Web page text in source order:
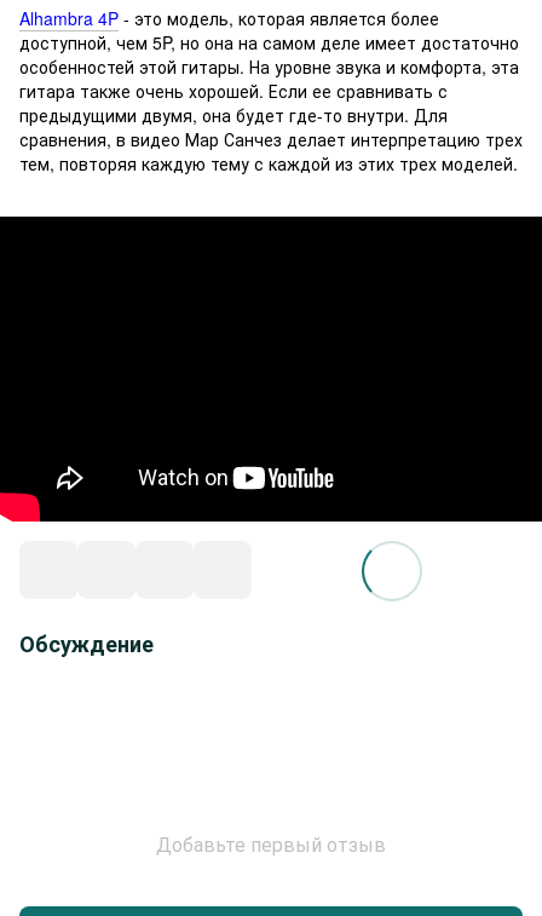
Alhambra 4P - это модель, которая является более
доступной, чем 5P, но она на самом деле имеет достаточно
особенностей этой гитары. На уровне звука и комфорта, эта
гитара также очень хорошей. Если ее сравнивать с
предыдущими двумя, она будет где-то внутри. Для
сравнения, в видео Мар Санчез делает интерпретацию трех
тем, повторяя каждую тему с каждой из этих трех моделей.
Обсуждение
Добавьте первый отзыв